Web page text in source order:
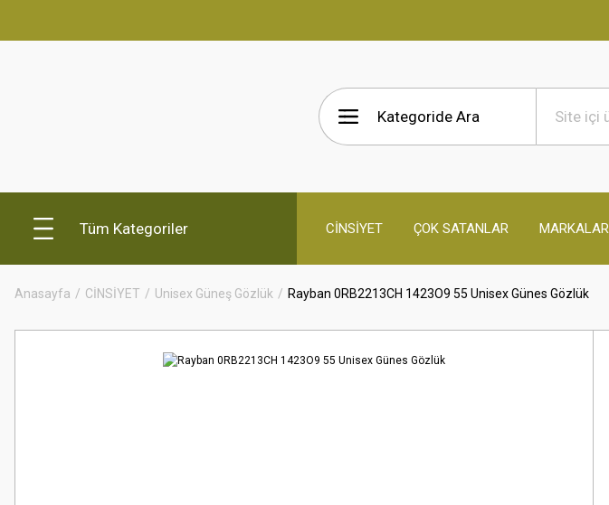
Tüm Kategoriler CİNSİYET ÇOK SATANLAR MARKALAR
Anasayfa CİNSİYET Unisex Güneş Gözlük Rayban 0RB2213CH 1423O9 55 Unisex Günes Gözlük